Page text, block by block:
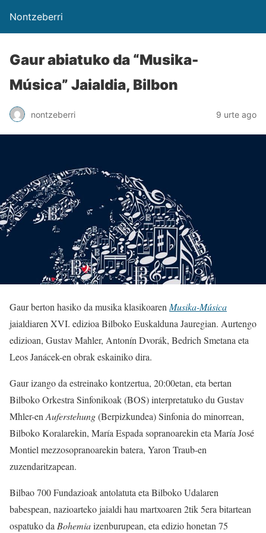
Nontzeberri
Gaur abiatuko da “Musika-
Música” Jaialdia, Bilbon
nontzeberri 9 urte ago
Gaur berton hasiko da musika klasikoarenMusika-Música
jaialdiaren XVI. edizioa Bilboko Euskalduna Jauregian. Aurtengo
edizioan, Gustav Mahler, Antonín Dvorák, Bedrich Smetana eta
Leos Janácek-en obrak eskainiko dira.
Gaur izango da estreinako kontzertua, 20:00etan, eta bertan
Bilboko Orkestra Sinfonikoak (BOS) interpretatuko du Gustav
Mhler-enAuferstehung(Berpizkundea) Sinfonia do minorrean,
Bilboko Koralarekin, María Espada sopranoarekin eta María José
Montiel mezzosopranoarekin batera, Yaron Traub-en
zuzendaritzapean.
Bilbao 700 Fundazioak antolatuta eta Bilboko Udalaren
babespean, nazioarteko jaialdi hau martxoaren 2tik 5era bitartean
ospatuko daBohemiaizenburupean, eta edizio honetan 75